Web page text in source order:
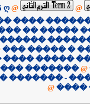
ღ @
@
����
�� �����
��� ����� �
���� �����
������� @
@